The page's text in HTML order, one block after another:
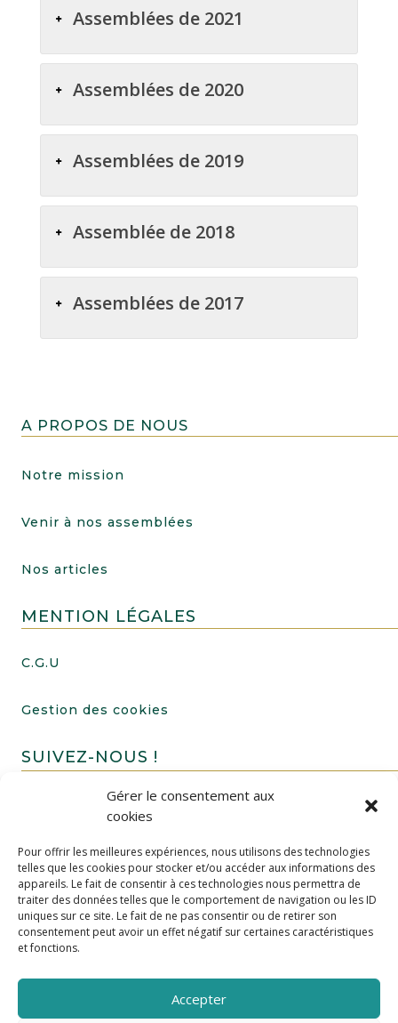
Gérer le consentement aux
cookies
Pour offrir les meilleures expériences, nous utilisons des technologies
telles que les cookies pour stocker et/ou accéder aux informations des
appareils. Le fait de consentir à ces technologies nous permettra de
traiter des données telles que le comportement de navigation ou les ID
uniques sur ce site. Le fait de ne pas consentir ou de retirer son
consentement peut avoir un effet négatif sur certaines caractéristiques
et fonctions.
Accepter
Assemblées de 2021
Assemblées de 2020
Assemblées de 2019
Assemblée de 2018
Assemblées de 2017
A PROPOS DE NOUS
Notre mission
Venir à nos assemblées
Nos articles
MENTION LÉGALES
C.G.U
Gestion des cookies
SUIVEZ-NOUS !
FAIRE UN DON